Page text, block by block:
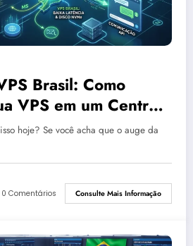
Brasil: Como
VPS em um Centro
Agentes Autônomos
hoje? Se você acha que o auge da
0 Comentários Consulte Mais Informação